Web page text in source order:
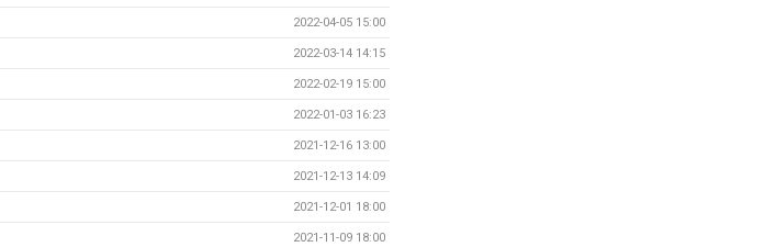
2022-04-05 15:00
2022-03-14 14:15
2022-02-19 15:00
2022-01-03 16:23
2021-12-16 13:00
2021-12-13 14:09
2021-12-01 18:00
2021-11-09 18:00